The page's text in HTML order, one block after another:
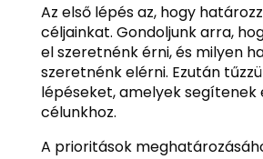
Az első lépés az, hogy
céljainkat. Gondoljunk arra,
el szeretnénk érni, és milyen
szeretnénk elérni. Ezután
lépéseket, amelyek segítenek
célunkhoz.
A prioritások